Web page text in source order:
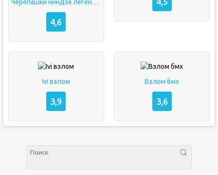
Черепашки ниндзя легенды взлом
4,6
Ivi взлом
3,9
Взлом бмх
3,6